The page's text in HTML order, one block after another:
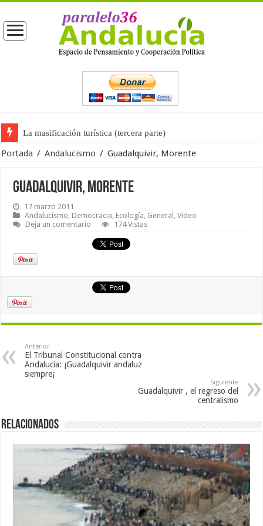
La masificación turística (tercera parte)
Portada / Andalucismo / Guadalquivir, Morente
Guadalquivir, Morente
17 marzo 2011
Andalucismo, Democracia, Ecología, General ,Video
Deja un comentario
174 Vistas
Anterior
El Tribunal Constitucional contra
Andalucía: ¡Guadalquivir andaluz
siempre¡
Siguiente
Guadalquivir , el regreso del
centralismo
Relacionados